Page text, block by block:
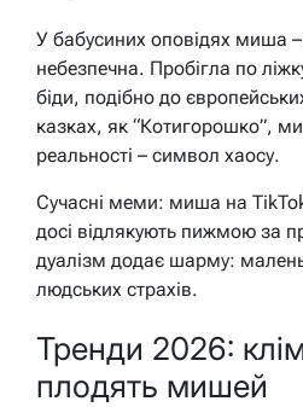
У бабусиних оповідях миша
небезпечна. Пробігла по
біди, подібно до
казках, як “Котигорошко”,
реальності – символ хаосу.
Сучасні меми: миша на
досі відлякують пижмою за
дуалізм додає шарму:
людських страхів.
Тренди 2026:
плодять мишей